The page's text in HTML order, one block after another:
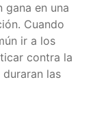
gana en una
Cuando
ir a los
contra la
las